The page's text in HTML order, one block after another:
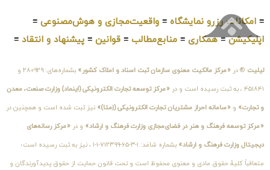
≡ امکانات رزرو نمایشگاه ≡ واقعیت‌مجازی و هوش‌مصنوعی ≡
اپلیکیشن≡همکاری ≡ منابع‌مطالب ≡ قوانین ≡ پیشنهاد و انتقاد ≡
لیلیت ® در «مرکز مالکیت معنوی سازمان ثبت اسناد و املاک کشور» بشماره‌های: ۲۸۰۹۲۹ و
۴۵۱۸۴۱ ، به ثبت رسیده است و در «مرکز توسعه تجارت الکترونیکی (اینماد) وزارت صنعت، معدن
و تجارت» و «سامانه احراز مشتریان تجارت الکترونیکی (اِمتا)» نیز ثبت شده است و همچنین در
«مرکز توسعه فرهنگ و هنر در فضای‌مجازی وزارت فرهنگ و ارشاد» و در «مرکز رسانه‌های
دیجیتال وزارت فرهنگ و ارشاد» بشماره شامَد: ۱-۳-۶۵-۷۱۲۳۹۹-۱-۱ ، نیز به ثبت رسیده است؛
متعاقباً کلیهٔ حقوق مادی و معنوی محفوظ است و تحت قانون حمایت از حقوق پدیدآورندگان و